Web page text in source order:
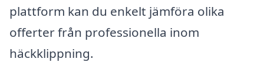
plattform kan du enkelt jämföra olika
offerter från professionella inom
häckklippning.